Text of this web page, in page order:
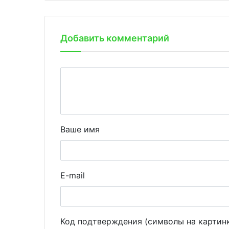
Добавить комментарий
Ваше имя
E-mail
Код подтверждения (символы на